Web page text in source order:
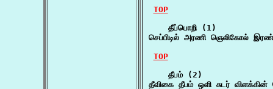
TOP
    தீப்பொறி (1)
செப்பிடில் அரணி ஞெலிகோல்
TOP
    தீபம் (2)
தீவிகை தீபம் ஒளி சுடர்